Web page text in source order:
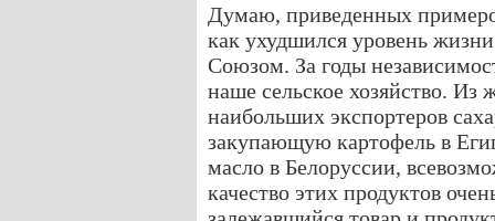
Думаю, приведенных
как ухудшился уровень
Союзом. За годы
наше сельское хозяйство.
наибольших экспортеров
закупающую картофель в
масло в Белоруссии,
качество этих продуктов